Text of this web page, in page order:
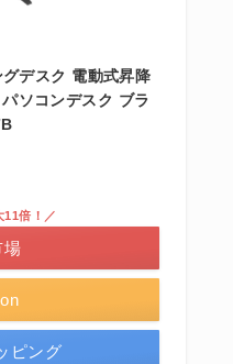
デスク 電動式昇降
ソコンデスク ブラ
11倍！／
場
ピング